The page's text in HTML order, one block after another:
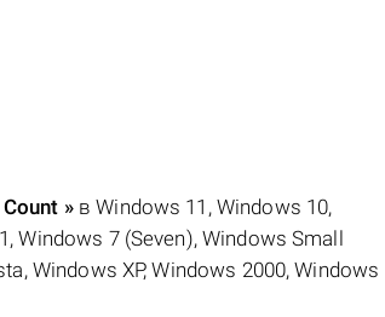
»в Windows 11, Windows 10,
Windows 7 (Seven), Windows Small
Windows XP, Windows 2000, Windows